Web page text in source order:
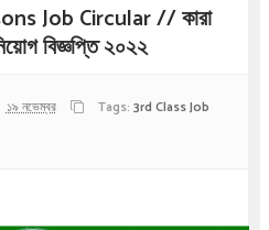
Job Circular // কারা
বিজ্ঞপ্তি ২০২২
১৯ নভেম্বর Tags: 3rd Class Job